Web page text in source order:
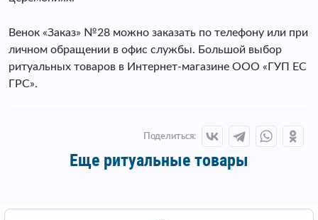
Венок «Заказ» №28 можно заказать по телефону или при
личном обращении в офис службы. Большой выбор
ритуальных товаров в Интернет-магазине ООО «ГУП ЕС
ГРС».
Поделиться:
Еще ритуальные товары